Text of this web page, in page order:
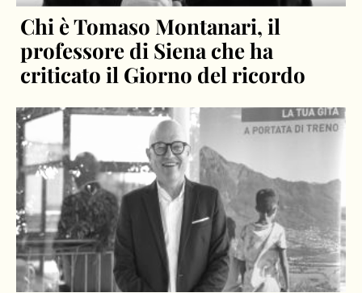
Chi è Tomaso Montanari, il
professore di Siena che ha
criticato il Giorno del ricordo